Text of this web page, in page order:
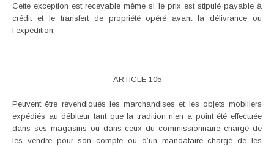
Cette exception est recevable même si le prix est stipulé payable à
crédit et le transfert de propriété opéré avant la délivrance ou
l’expédition.
ARTICLE 105
Peuvent être revendiqués les marchandises et les objets mobiliers
expédiés au débiteur tant que la tradition n’en a point été effectuée
dans ses magasins ou dans ceux du commissionnaire chargé de
les vendre pour son compte ou d’un mandataire chargé de les